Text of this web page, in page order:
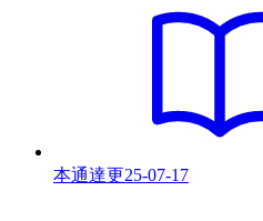
本通達更25-07-17